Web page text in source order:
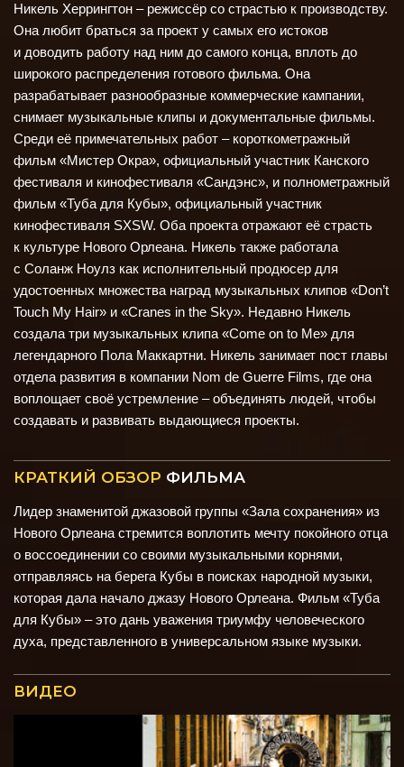
Никель Херрингтон – режиссёр со страстью к производству.
Она любит браться за проект у самых его истоков
и доводить работу над ним до самого конца, вплоть до
широкого распределения готового фильма. Она
разрабатывает разнообразные коммерческие кампании,
снимает музыкальные клипы и документальные фильмы.
Среди её примечательных работ – короткометражный
фильм «Мистер Окра», официальный участник Канского
фестиваля и кинофестиваля «Сандэнс», и полнометражный
фильм «Туба для Кубы», официальный участник
кинофестиваля SXSW. Оба проекта отражают её страсть
к культуре Нового Орлеана. Никель также работала
с Соланж Ноулз как исполнительный продюсер для
удостоенных множества наград музыкальных клипов «Don’t
Touch My Hair» и «Cranes in the Sky». Недавно Никель
создала три музыкальных клипа «Come on to Me» для
легендарного Пола Маккартни. Никель занимает пост главы
отдела развития в компании Nom de Guerre Films, где она
воплощает своё устремление – объединять людей, чтобы
создавать и развивать выдающиеся проекты.
КРАТКИЙ ОБЗОР ФИЛЬМА
Лидер знаменитой джазовой группы «Зала сохранения» из
Нового Орлеана стремится воплотить мечту покойного отца
о воссоединении со своими музыкальными корнями,
отправляясь на берега Кубы в поисках народной музыки,
которая дала начало джазу Нового Орлеана. Фильм «Туба
для Кубы» – это дань уважения триумфу человеческого
духа, представленного в универсальном языке музыки.
ВИДЕО